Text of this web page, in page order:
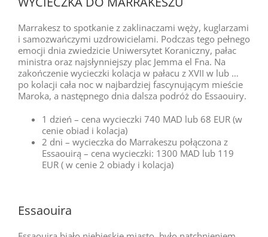
Marrakesz to spotkanie z zaklinaczami węży, kuglarzami
i samozwańczymi uzdrowicielami. Podczas tego pełnego
emocji dnia zwiedzicie Uniwersytet Koraniczny, pałac
ministra oraz najsłynniejszy plac Jemma el Fna. Na
zakończenie wycieczki kolacja w pałacu z XVII w lub …
po kolacji cała noc w najbardziej fascynującym mieście
Maroka, a następnego dnia dalsza podróż do Essaouiry.
1 dzień – cena wycieczki 740 MAD lub 68 EUR (w
cenie obiad i kolacja)
2 dni – wycieczka do Marrakeszu połączona z
Essaouirą – cena wycieczki: 1300 MAD lub 119
EUR ( w cenie 2 obiady i kolacja)
Essaouira